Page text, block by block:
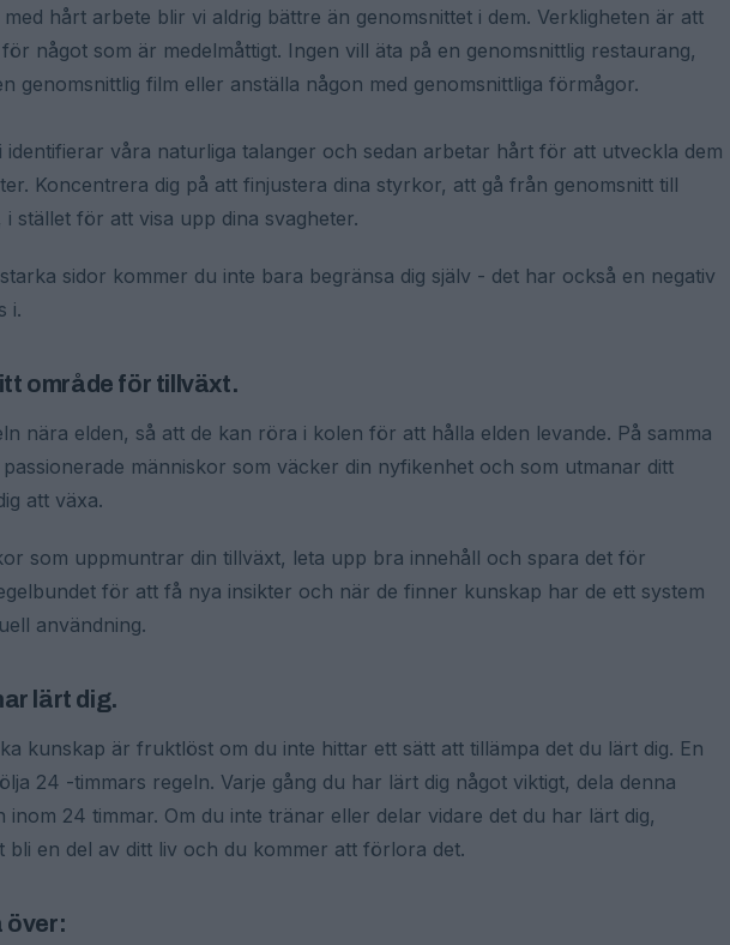
hårt arbete blir vi aldrig bättre än genomsnittet i dem. Verkligheten är att
något som är medelmåttigt. Ingen vill äta på en genomsnittlig restaurang,
genomsnittlig film eller anställa någon med genomsnittliga förmågor.
identifierar våra naturliga talanger och sedan arbetar hårt för att utveckla dem
Koncentrera dig på att finjustera dina styrkor, att gå från genomsnitt till
stället för att visa upp dina svagheter.
sidor kommer du inte bara begränsa dig själv - det har också en negativ
i.
område för tillväxt.
nära elden, så att de kan röra i kolen för att hålla elden levande. På samma
människor som väcker din nyfikenhet och som utmanar ditt
att växa.
som uppmuntrar din tillväxt, leta upp bra innehåll och spara det för
för att få nya insikter och när de finner kunskap har de ett system
användning.
lärt dig.
kunskap är fruktlöst om du inte hittar ett sätt att tillämpa det du lärt dig. En
24 -timmars regeln. Varje gång du har lärt dig något viktigt, dela denna
inom 24 timmar. Om du inte tränar eller delar vidare det du har lärt dig,
bli en del av ditt liv och du kommer att förlora det.
över: